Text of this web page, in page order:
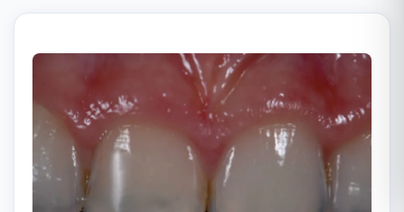
Italiano
Български
Română
Русский